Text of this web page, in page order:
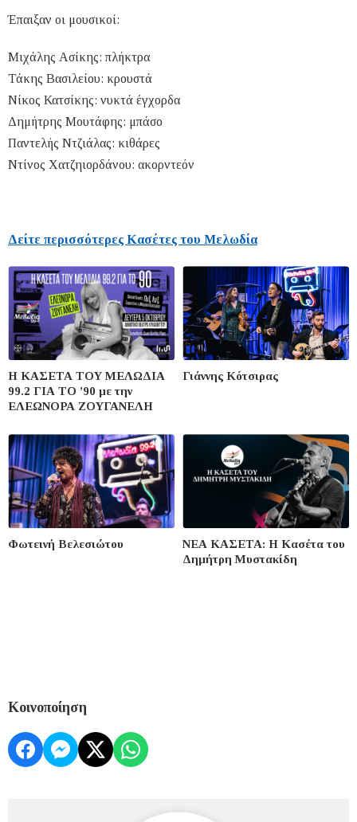
Έπαιξαν οι μουσικοί:
Μιχάλης Ασίκης: πλήκτρα
Τάκης Βασιλείου: κρουστά
Νίκος Κατσίκης: νυκτά έγχορδα
Δημήτρης Μουτάφης: μπάσο
Παντελής Ντζιάλας: κιθάρες
Ντίνος Χατζηιορδάνου: ακορντεόν
Δείτε περισσότερες Κασέτες του Μελωδία
Η ΚΑΣΕΤΑ ΤΟΥ ΜΕΛΩΔΙΑ
99.2 ΓΙΑ ΤΟ ’90 με την
ΕΛΕΩΝΟΡΑ ΖΟΥΓΑΝΕΛΗ
Γιάννης Κότσιρας
Φωτεινή Βελεσιώτου
ΝΕΑ ΚΑΣΕΤΑ: Η Κασέτα του
Δημήτρη Μυστακίδη
Κοινοποίηση